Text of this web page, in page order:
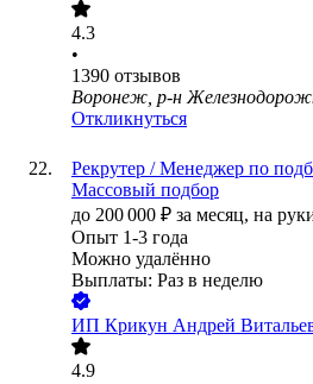
4.3
•
1390 отзывов
Воронеж, р-н
Откликнуться
Рекрутер / Менеджер по
Массовый подбор
до 200 000 ₽ за месяц, на
Опыт 1-3 года
Можно удалённо
Выплаты: Раз в неделю
ИП Крикун Андрей
4.9